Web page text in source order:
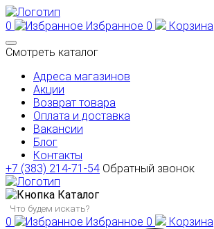
0 Избранное 0
Корзина
Смотреть каталог
Адреса магазинов
Акции
Возврат товара
Оплата и доставка
Вакансии
Блог
Контакты
+7 (383) 214-71-54 Обратный звонок
Каталог
0 Избранное 0 Корзина